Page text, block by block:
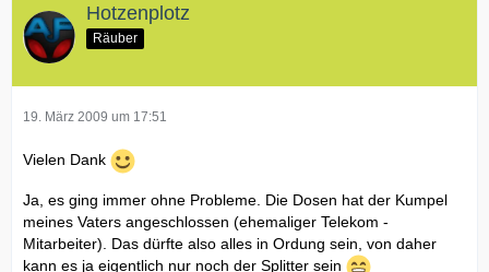
Hotzenplotz
Räuber
19. März 2009 um 17:51
Vielen Dank
Ja, es ging immer ohne Probleme. Die Dosen hat der Kumpel
meines Vaters angeschlossen (ehemaliger Telekom -
Mitarbeiter). Das dürfte also alles in Ordung sein, von daher
kann es ja eigentlich nur noch der Splitter sein